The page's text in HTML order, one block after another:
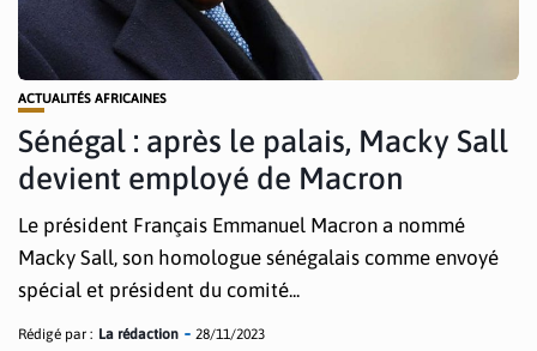
ACTUALITÉS AFRICAINES
Sénégal : après le palais, Macky Sall
devient employé de Macron
Le président Français Emmanuel Macron a nommé
Macky Sall, son homologue sénégalais comme envoyé
spécial et président du comité...
Rédigé par : La rédaction 28/11/2023